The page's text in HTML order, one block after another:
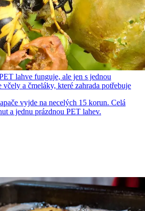
lahve funguje, ale jen s jednou
a čmeláky, které zahrada potřebuje
vyjde na necelých 15 korun. Celá
a jednu prázdnou PET lahev.